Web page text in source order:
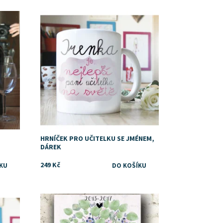
Dostupnost: Skladem
HRNÍČEK PRO UČITELKU SE JMÉNEM,
DÁREK
249 Kč
Dostupnost: Skladem